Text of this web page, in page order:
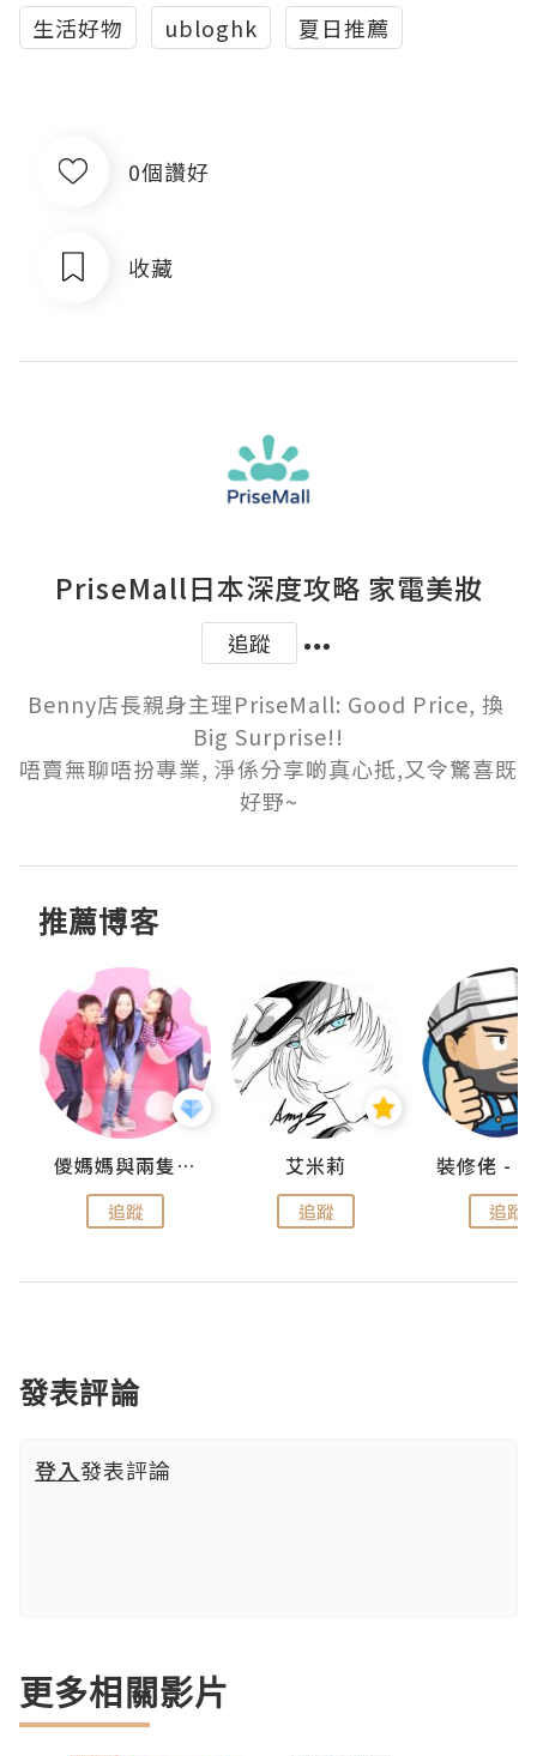
生活好物 ubloghk 夏日推薦
0個讚好
收藏
PriseMall日本深度攻略 家電美妝
追蹤
Benny店長親身主理PriseMall: Good Price, 換
Big Surprise!!
唔賣無聊唔扮專業, 淨係分享啲真心抵,又令驚喜既
好野~
推薦博客
儍媽媽與兩隻小魔怪之家
追蹤
艾米莉
追蹤 追蹤
發表評論
登入發表評論
更多相關影片